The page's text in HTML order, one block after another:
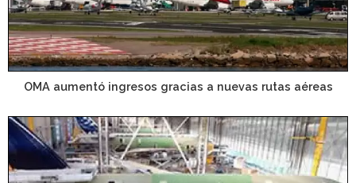
OMA aumentó ingresos gracias a nuevas rutas aéreas